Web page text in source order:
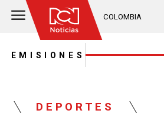
COLOMBIA
EMISIONES
DEPORTES